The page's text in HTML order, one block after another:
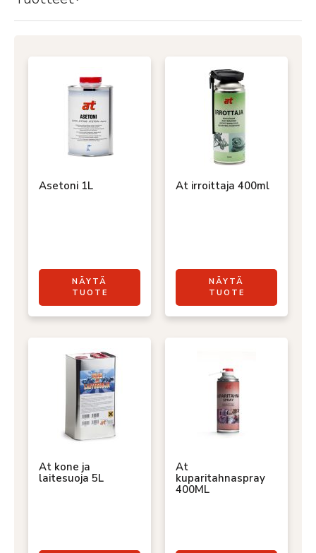
Asetoni 1L
NÄYTÄ
TUOTE
At irroittaja 400ml
NÄYTÄ
TUOTE
At kone ja
laitesuoja 5L
At
kuparitahnaspray
400ML